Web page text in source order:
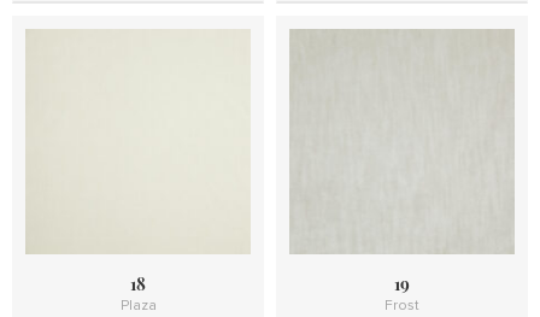
18
Plaza
19
Frost